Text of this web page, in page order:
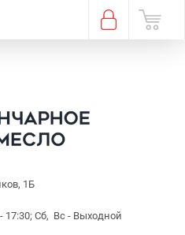
1Б
17:30; Сб, Вс - Выходной